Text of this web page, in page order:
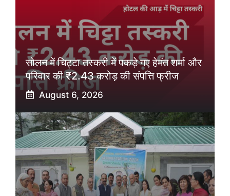
सोलन में चिट्टा तस्करी में पकड़े गए हेमंत शर्मा और
परिवार की ₹2.43 करोड़ की संपत्ति फ्रीज
August 6, 2026